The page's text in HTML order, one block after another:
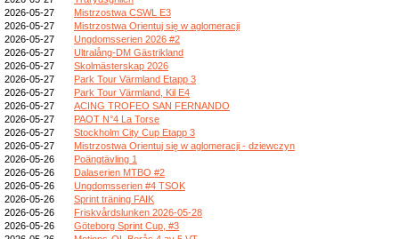
2026-05-27
Mistrzostwa CSWL E3
2026-05-27
Mistrzostwa Orientuj się w aglomeracji
2026-05-27
Ungdomsserien 2026 #2
2026-05-27
Ultralång-DM Gästrikland
2026-05-27
Skolmästerskap 2026
2026-05-27
Park Tour Värmland Etapp 3
2026-05-27
Park Tour Värmland, Kil E4
2026-05-27
ACING TROFEO SAN FERNANDO
2026-05-27
PAOT N°4 La Torse
2026-05-27
Stockholm City Cup Etapp 3
2026-05-27
Mistrzostwa Orientuj się w aglomeracji - dziewczyn
2026-05-26
Poängtävling 1
2026-05-26
Dalaserien MTBO #2
2026-05-26
Ungdomsserien #4 TSOK
2026-05-26
Sprint träning FAIK
2026-05-26
Friskvårdslunken 2026-05-28
2026-05-26
Göteborg Sprint Cup, #3